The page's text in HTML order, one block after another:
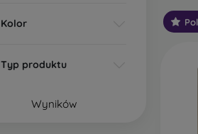
Kolor
Typ produktu
Wyników